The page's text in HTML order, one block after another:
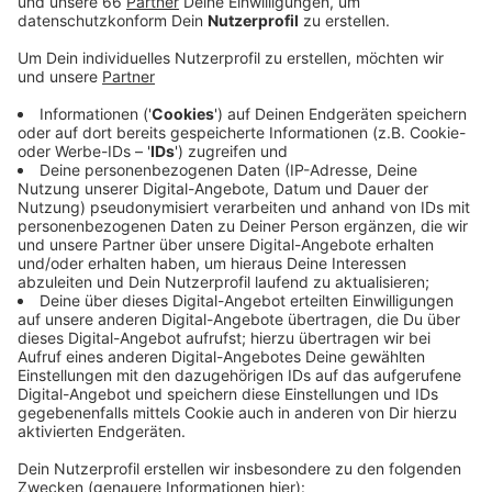
Unsere digitalen Werbeformate
Anzeige
Audio-Streaming-Werbung im Online-Programm
(Pre- und In-Stream)
Display-Banner & Native Ads auf der Sender-
Website
Social Media-Kampagnen auf Facebook,
Instagram & Co.
Crossmediale Aktionen, die Radio mit digitalen
Kanälen verbinden
Dank lokaler Nähe und digitaler Reichweite sind diese
Werbeformen besonders wirksam und
vertrauenswürdig.